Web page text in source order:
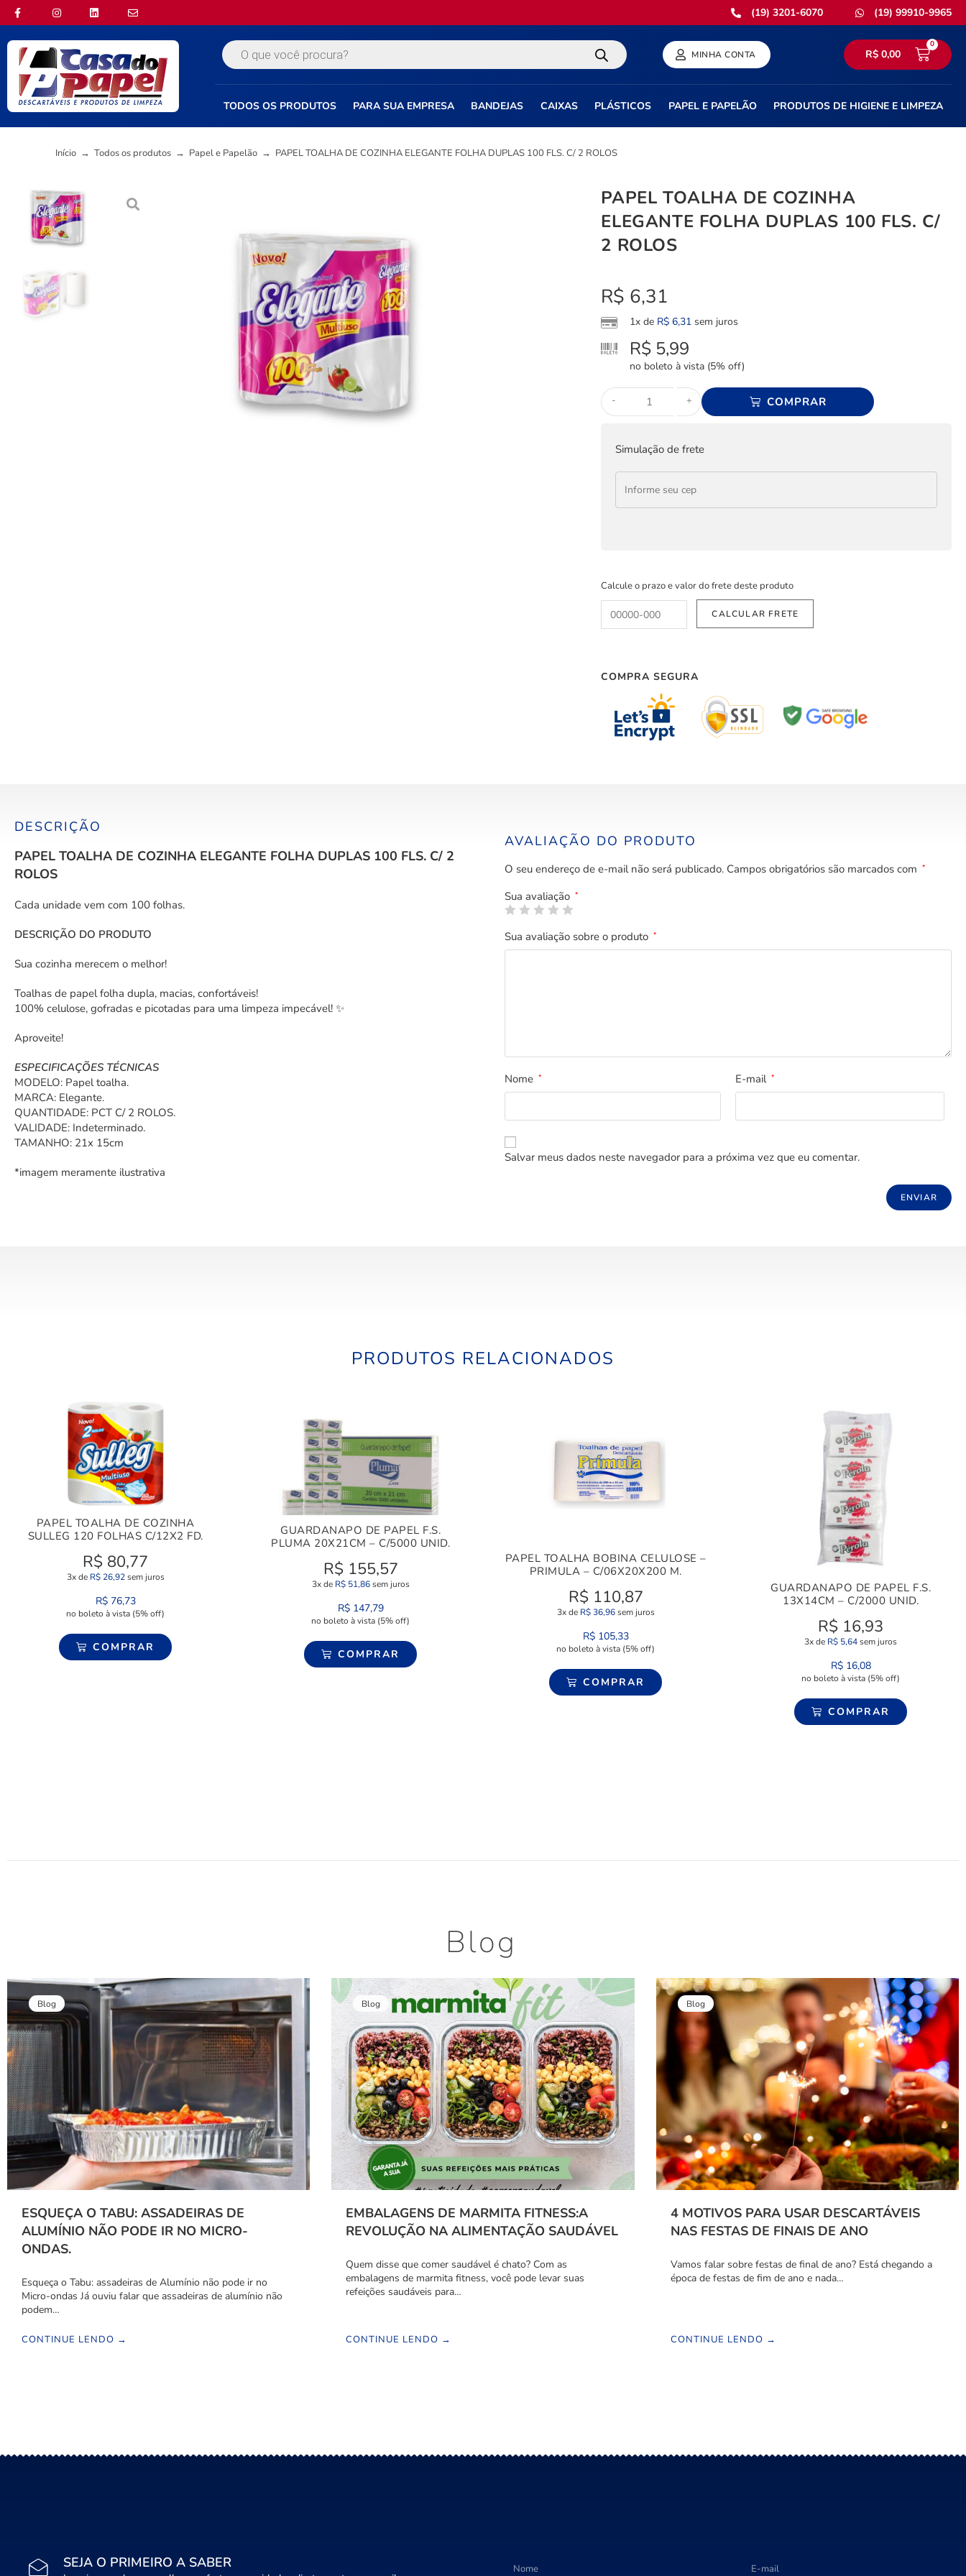
(19) 3201-6070 (19) 99910-9965
MINHA CONTA R$0,00
0
TODOS OS PRODUTOS PARA SUA EMPRESA BANDEJAS CAIXAS PLÁSTICOS PAPEL E PAPELÃO PRODUTOS DE HIGIENE E LIMPEZA
Início → Todos os produtos → Papel e Papelão → PAPEL TOALHA DE COZINHA ELEGANTE FOLHA DUPLAS 100 FLS. C/ 2 ROLOS
PAPEL TOALHA DE COZINHA
ELEGANTE FOLHA DUPLAS 100 FLS. C/
2 ROLOS
R$ 6,31
1x de R$ 6,31 sem juros
R$ 5,99
no boleto à vista (5% off)
- + COMPRAR
Simulação de frete
Calcule o prazo e valor do frete deste produto
COMPRA SEGURA
DESCRIÇÃO
PAPEL TOALHA DE COZINHA ELEGANTE FOLHA DUPLAS 100 FLS. C/ 2
ROLOS
Cada unidade vem com 100 folhas.
DESCRIÇÃO DO PRODUTO
Sua cozinha merecem o melhor!
Toalhas de papel folha dupla, macias, confortáveis!
100% celulose, gofradas e picotadas para uma limpeza impecável! ✨
Aproveite!
ESPECIFICAÇÕES TÉCNICAS
MODELO: Papel toalha.
MARCA: Elegante.
QUANTIDADE: PCT C/ 2 ROLOS.
VALIDADE: Indeterminado.
TAMANHO: 21x 15cm
*imagem meramente ilustrativa
AVALIAÇÃO DO PRODUTO
O seu endereço de e-mail não será publicado. Campos obrigatórios são marcados com *
Sua avaliação *
Sua avaliação sobre o produto *
Nome * E-mail *
Salvar meus dados neste navegador para a próxima vez que eu comentar.
PRODUTOS RELACIONADOS
PAPEL TOALHA DE COZINHA
SULLEG 120 FOLHAS C/12X2 FD.
R$ 80,77
3x de R$26,92sem juros
R$76,73
no boleto à vista (5% off)
COMPRAR
GUARDANAPO DE PAPEL F.S.
PLUMA 20X21CM – C/5000 UNID.
R$ 155,57
3x de R$51,86sem juros
R$147,79
no boleto à vista (5% off)
COMPRAR
PAPEL TOALHA BOBINA CELULOSE –
PRIMULA – C/06X20X200 M.
R$ 110,87
3x de R$36,96sem juros
R$105,33
no boleto à vista (5% off)
COMPRAR
GUARDANAPO DE PAPEL F.S.
13X14CM – C/2000 UNID.
R$ 16,93
3x de R$ 5,64sem juros
R$16,08
no boleto à vista (5% off)
COMPRAR
Blog
Blog
ESQUEÇA O TABU: ASSADEIRAS DE
ALUMÍNIO NÃO PODE IR NO MICRO-
ONDAS.
Esqueça o Tabu: assadeiras de Alumínio não pode ir no
Micro-ondas Já ouviu falar que assadeiras de alumínio não
podem…
CONTINUE LENDO →
Blog
EMBALAGENS DE MARMITA FITNESS:A
REVOLUÇÃO NA ALIMENTAÇÃO SAUDÁVEL
Quem disse que comer saudável é chato? Com as
embalagens de marmita fitness, você pode levar suas
refeições saudáveis para…
CONTINUE LENDO →
Blog
4 MOTIVOS PARA USAR DESCARTÁVEIS
NAS FESTAS DE FINAIS DE ANO
Vamos falar sobre festas de final de ano? Está chegando a
época de festas de fim de ano e nada…
CONTINUE LENDO →
SEJA O PRIMEIRO A SABER